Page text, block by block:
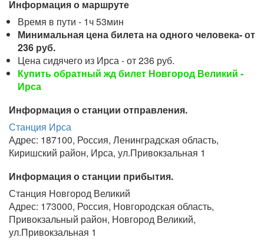
Информация о маршруте
Время в пути - 1ч 53мин
Минимальная цена билета на одного человека- от
236 руб.
Цена сидячего из Ирса - от 236 руб.
Купить обратный жд билет Новгород Великий -
Ирса
Информация о станции отправления.
Станция Ирса
Адрес: 187100, Россия, Ленинградская область,
Киришский район, Ирса, ул.Привокзальная 1
Информация о станции прибытия.
Станция Новгород Великий
Адрес: 173000, Россия, Новгородская область,
Привокзальный район, Новгород Великий,
ул.Привокзальная 1